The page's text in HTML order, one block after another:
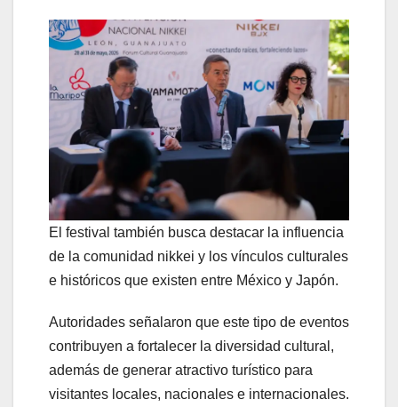
El festival también busca destacar la influencia
de la comunidad nikkei y los vínculos culturales
e históricos que existen entre México y Japón.
Autoridades señalaron que este tipo de eventos
contribuyen a fortalecer la diversidad cultural,
además de generar atractivo turístico para
visitantes locales, nacionales e internacionales.